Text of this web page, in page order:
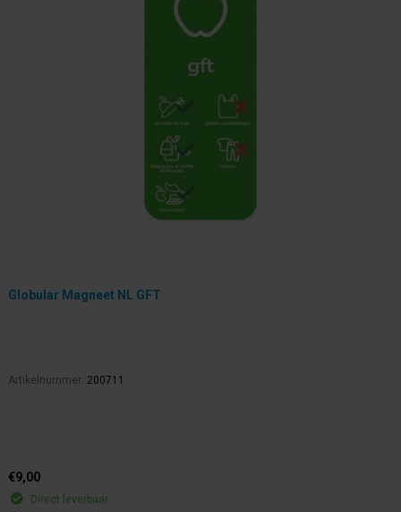
Globular Magneet NL GFT
Artikelnummer: 200711
€9,00
Direct leverbaar